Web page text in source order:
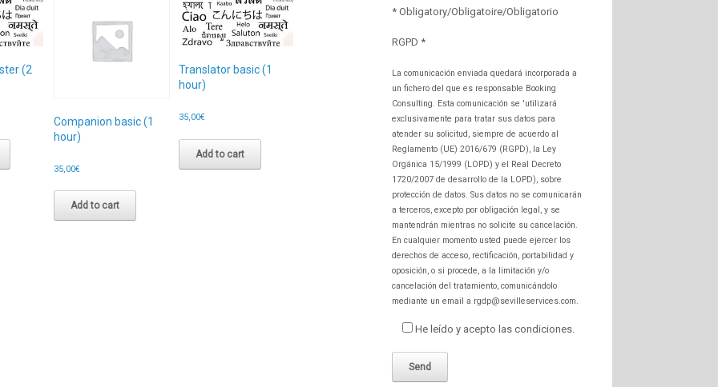
(2
Companion basic (1
hour)
35,00€
Add to cart
Translator basic (1
hour)
35,00€
Add to cart
* Obligatory/Obligatoire/Obligatorio
RGPD *
La comunicación enviada quedará incorporada a
un fichero del que es responsable Booking
Consulting. Esta comunicación se 'utilizará
exclusivamente para tratar sus datos para
atender su solicitud, siempre de acuerdo al
Reglamento (UE) 2016/679 (RGPD), la Ley
Orgánica 15/1999 (LOPD) y el Real Decreto
1720/2007 de desarrollo de la LOPD), sobre
protección de datos. Sus datos no se comunicarán
a terceros, excepto por obligación legal, y se
mantendrán mientras no solicite su cancelación.
En cualquier momento usted puede ejercer los
derechos de acceso, rectificación, portabilidad y
oposición, o si procede, a la limitación y/o
cancelación del tratamiento, comunicándolo
mediante un email a rgdp@sevilleservices.com.
He leído y acepto las condiciones.